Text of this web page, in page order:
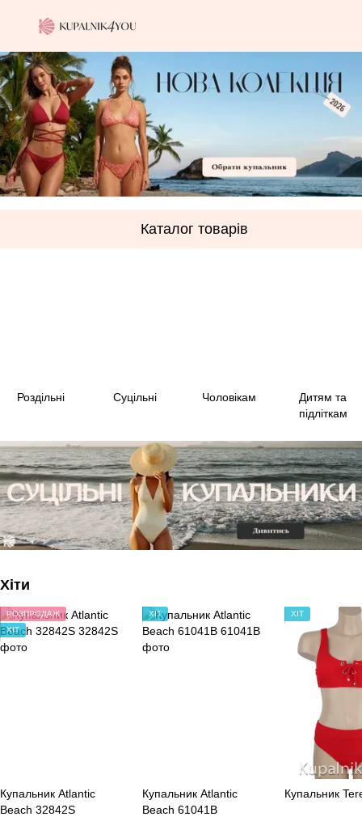
Каталог товарів
Роздільні Суцільні Чоловікам
Дитям та
підліткам
Хіти
РОЗПРОДАЖ
ХІТ
Купальник Atlantic
Beach 32842S
ХІТ
Купальник Atlantic
Beach 61041B
ХІТ
Купальник